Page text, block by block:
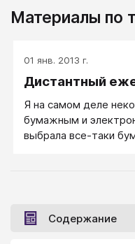
Материалы по
01 янв. 2013 г.
Дистантный
Я на самом деле
бумажным и
выбрала все-таки
Содержание